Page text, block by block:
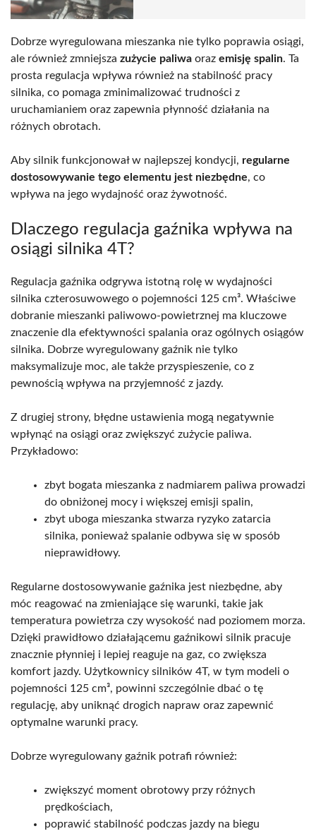
Dobrze wyregulowana mieszanka nie tylko poprawia osiągi,
ale również zmniejsza zużycie paliwa oraz emisję spalin. Ta
prosta regulacja wpływa również na stabilność pracy
silnika, co pomaga zminimalizować trudności z
uruchamianiem oraz zapewnia płynność działania na
różnych obrotach.
Aby silnik funkcjonował w najlepszej kondycji, regularne
dostosowywanie tego elementu jest niezbędne, co
wpływa na jego wydajność oraz żywotność.
Dlaczego regulacja gaźnika wpływa na
osiągi silnika 4T?
Regulacja gaźnika odgrywa istotną rolę w wydajności
silnika czterosuwowego o pojemności 125 cm³. Właściwe
dobranie mieszanki paliwowo-powietrznej ma kluczowe
znaczenie dla efektywności spalania oraz ogólnych osiągów
silnika. Dobrze wyregulowany gaźnik nie tylko
maksymalizuje moc, ale także przyspieszenie, co z
pewnością wpływa na przyjemność z jazdy.
Z drugiej strony, błędne ustawienia mogą negatywnie
wpłynąć na osiągi oraz zwiększyć zużycie paliwa.
Przykładowo:
zbyt bogata mieszanka z nadmiarem paliwa prowadzi
do obniżonej mocy i większej emisji spalin,
zbyt uboga mieszanka stwarza ryzyko zatarcia
silnika, ponieważ spalanie odbywa się w sposób
nieprawidłowy.
Regularne dostosowywanie gaźnika jest niezbędne, aby
móc reagować na zmieniające się warunki, takie jak
temperatura powietrza czy wysokość nad poziomem morza.
Dzięki prawidłowo działającemu gaźnikowi silnik pracuje
znacznie płynniej i lepiej reaguje na gaz, co zwiększa
komfort jazdy. Użytkownicy silników 4T, w tym modeli o
pojemności 125 cm³, powinni szczególnie dbać o tę
regulację, aby uniknąć drogich napraw oraz zapewnić
optymalne warunki pracy.
Dobrze wyregulowany gaźnik potrafi również:
zwiększyć moment obrotowy przy różnych
prędkościach,
poprawić stabilność podczas jazdy na biegu